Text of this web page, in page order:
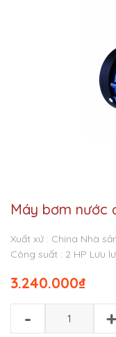
Máy bơm nước
Xuất xứ : China Nhà
Công suất : 2 HP Lưu
₫
3.240.000
- +